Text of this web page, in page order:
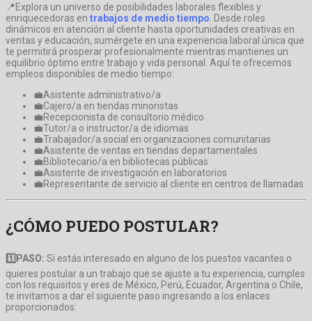
📍Explora un universo de posibilidades laborales flexibles y
enriquecedoras en trabajos de medio tiempo . Desde roles
dinámicos en atención al cliente hasta oportunidades creativas en
ventas y educación, sumérgete en una experiencia laboral única que
te permitirá prosperar profesionalmente mientras mantienes un
equilibrio óptimo entre trabajo y vida personal. Aquí te ofrecemos
empleos disponibles de medio tiempo:
💼Asistente administrativo/a
💼Cajero/a en tiendas minoristas
💼Recepcionista de consultorio médico
💼Tutor/a o instructor/a de idiomas
💼Trabajador/a social en organizaciones comunitarias
💼Asistente de ventas en tiendas departamentales
💼Bibliotecario/a en bibliotecas públicas
💼Asistente de investigación en laboratorios
💼Representante de servicio al cliente en centros de llamadas
¿CÓMO PUEDO POSTULAR?
1️⃣PASO: Si estás interesado en alguno de los puestos vacantes o
quieres postular a un trabajo que se ajuste a tu experiencia, cumples
con los requisitos y eres de México, Perú, Ecuador, Argentina o Chile,
te invitamos a dar el siguiente paso ingresando a los enlaces
proporcionados: